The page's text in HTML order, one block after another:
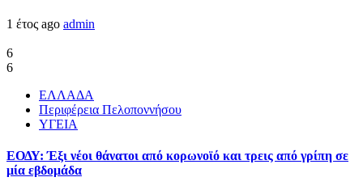
1 έτος ago admin
6
6
ΕΛΛΑΔΑ
Περιφέρεια Πελοποννήσου
ΥΓΕΙΑ
ΕΟΔΥ: Έξι νέοι θάνατοι από κορωνοϊό και τρεις από γρίπη σε
μία εβδομάδα